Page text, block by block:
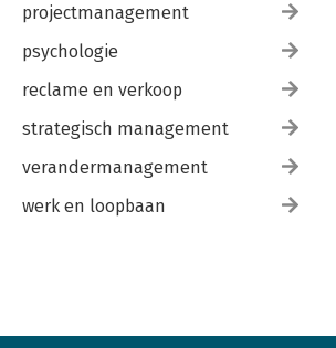
projectmanagement
psychologie
reclame en verkoop
strategisch management
verandermanagement
werk en loopbaan